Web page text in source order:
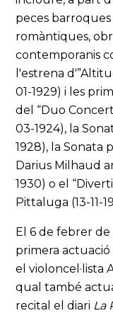
peces barroques
romàntiques,
contemporanis
l'estrena
01-1929) i les
del “Duo
03-1924), la
1928), la Sonata
Darius Milhaud
1930) o el
Pittaluga (13-11-
El 6 de febrer de
primera actuació
el violoncel·lista
qual també
recital el diari La